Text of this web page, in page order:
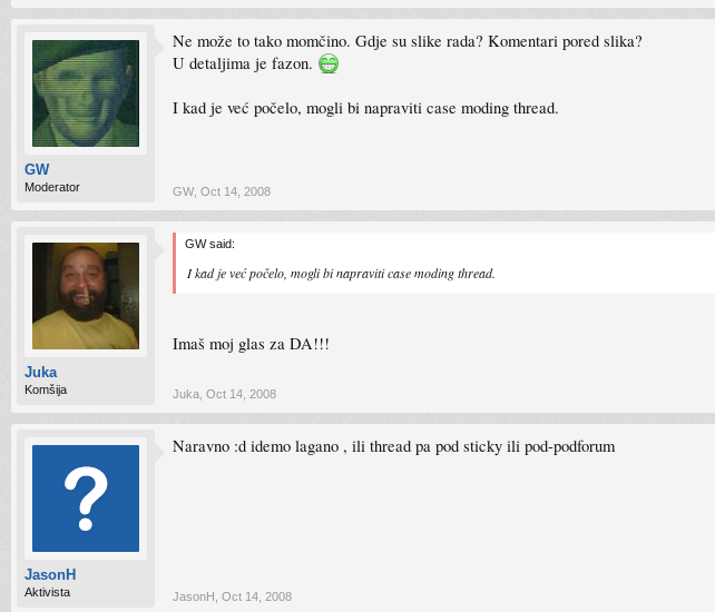
GW
Moderator
Ne može to tako momčino. Gdje su slike rada? Komentari pored slika?
U detaljima je fazon.
I kad je već počelo, mogli bi napraviti case moding thread.
GW Oct 14, 2008
Juka
Komšija
GW said:
I kad je već počelo, mogli bi napraviti case moding thread.
Imaš moj glas za DA!!!
Juka Oct 14, 2008
JasonH
Aktivista
Naravno :d idemo lagano , ili thread pa pod sticky ili pod-podforum
JasonH Oct 14, 2008